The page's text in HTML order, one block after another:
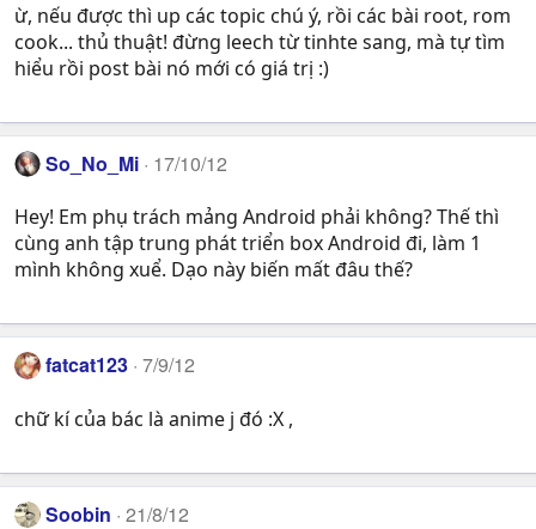
ừ, nếu được thì up các topic chú ý, rồi các bài root, rom
cook... thủ thuật! đừng leech từ tinhte sang, mà tự tìm
hiểu rồi post bài nó mới có giá trị :)
So_No_Mi 17/10/12
Hey! Em phụ trách mảng Android phải không? Thế thì
cùng anh tập trung phát triển box Android đi, làm 1
mình không xuể. Dạo này biến mất đâu thế?
fatcat123 7/9/12
chữ kí của bác là anime j đó :X ,
Soobin 21/8/12